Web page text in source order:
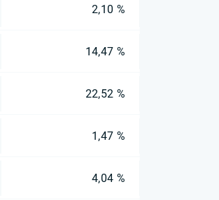
2,10 %
14,47 %
22,52 %
1,47 %
4,04 %